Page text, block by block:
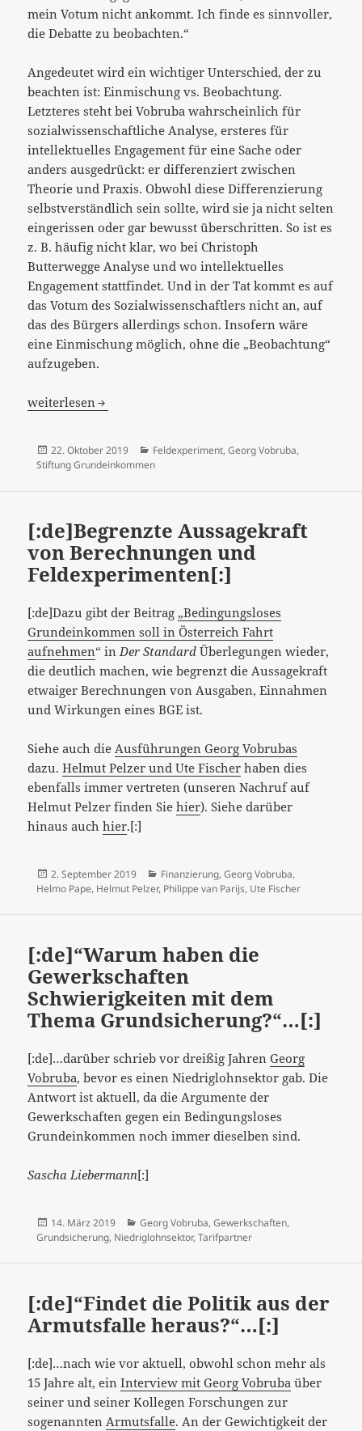
mein Votum nicht ankommt. Ich finde es sinnvoller,
die Debatte zu beobachten.“
Angedeutet wird ein wichtiger Unterschied, der zu
beachten ist: Einmischung vs. Beobachtung.
Letzteres steht bei Vobruba wahrscheinlich für
sozialwissenschaftliche Analyse, ersteres für
intellektuelles Engagement für eine Sache oder
anders ausgedrückt: er differenziert zwischen
Theorie und Praxis. Obwohl diese Differenzierung
selbstverständlich sein sollte, wird sie ja nicht selten
eingerissen oder gar bewusst überschritten. So ist es
z. B. häufig nicht klar, wo bei Christoph
Butterwegge Analyse und wo intellektuelles
Engagement stattfindet. Und in der Tat kommt es auf
das Votum des Sozialwissenschaftlers nicht an, auf
das des Bürgers allerdings schon. Insofern wäre
eine Einmischung möglich, ohne die „Beobachtung“
aufzugeben.
[:de]“Wäre ich Aktivist, wäre ich für kleine Reformen“
weiterlesen
Veröffentlicht
am
22. Oktober 2019 Kategorien
Feldexperiment, Georg Vobruba,
Stiftung Grundeinkommen
[:de]Begrenzte Aussagekraft
von Berechnungen und
Feldexperimenten[:]
[:de]Dazu gibt der Beitrag „Bedingungsloses
Grundeinkommen soll in Österreich Fahrt
aufnehmen“ inDer StandardÜberlegungen wieder,
die deutlich machen, wie begrenzt die Aussagekraft
etwaiger Berechnungen von Ausgaben, Einnahmen
und Wirkungen eines BGE ist.
Siehe auch dieAusführungen Georg Vobrubas
dazu.Helmut Pelzer und Ute Fischer haben dies
ebenfalls immer vertreten (unseren Nachruf auf
Helmut Pelzer finden Siehier). Siehe darüber
hinaus auchhier.[:]
Veröffentlicht
am
2. September 2019 Kategorien
Finanzierung, Georg Vobruba,
Helmo Pape, Helmut Pelzer, Philippe van Parijs, Ute Fischer
[:de]“Warum haben die
Gewerkschaften
Schwierigkeiten mit dem
Thema Grundsicherung?“…[:]
[:de]…darüber schrieb vor dreißig JahrenGeorg
Vobruba, bevor es einen Niedriglohnsektor gab. Die
Antwort ist aktuell, da die Argumente der
Gewerkschaften gegen ein Bedingungsloses
Grundeinkommen noch immer dieselben sind.
Sascha Liebermann[:]
Veröffentlicht
am
14. März 2019 Kategorien
Georg Vobruba, Gewerkschaften,
Grundsicherung, Niedriglohnsektor, Tarifpartner
[:de]“Findet die Politik aus der
Armutsfalle heraus?“…[:]
[:de]…nach wie vor aktuell, obwohl schon mehr als
15 Jahre alt, einInterview mit Georg Vobruba über
seiner und seiner Kollegen Forschungen zur
sogenannten Armutsfalle. An der Gewichtigkeit der